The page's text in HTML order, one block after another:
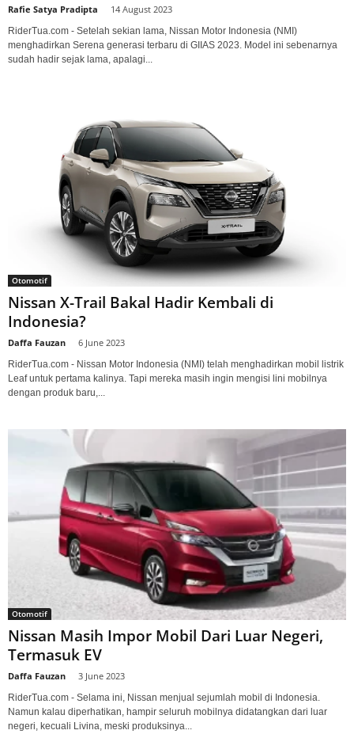
Rafie Satya Pradipta 14 August 2023
RiderTua.com - Setelah sekian lama, Nissan Motor Indonesia (NMI)
menghadirkan Serena generasi terbaru di GIIAS 2023. Model ini sebenarnya
sudah hadir sejak lama, apalagi...
Otomotif
Nissan X-Trail Bakal Hadir Kembali di
Indonesia?
Daffa Fauzan 6 June 2023
RiderTua.com - Nissan Motor Indonesia (NMI) telah menghadirkan mobil listrik
Leaf untuk pertama kalinya. Tapi mereka masih ingin mengisi lini mobilnya
dengan produk baru,...
Otomotif
Nissan Masih Impor Mobil Dari Luar Negeri,
Termasuk EV
Daffa Fauzan 3 June 2023
RiderTua.com - Selama ini, Nissan menjual sejumlah mobil di Indonesia.
Namun kalau diperhatikan, hampir seluruh mobilnya didatangkan dari luar
negeri, kecuali Livina, meski produksinya...